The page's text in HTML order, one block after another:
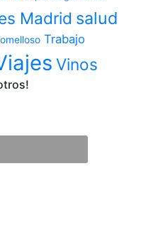
Madrid salud
Trabajo
Vinos